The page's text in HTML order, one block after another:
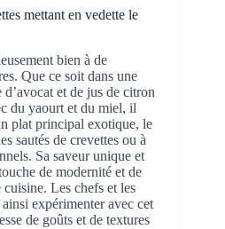
mettant en vedette le
bien à de
Que ce soit dans une
et de jus de citron
du yaourt et du miel, il
plat principal exotique, le
sautés de crevettes ou à
Sa saveur unique et
de modernité et de
Les chefs et les
expérimenter avec cet
de goûts et de textures